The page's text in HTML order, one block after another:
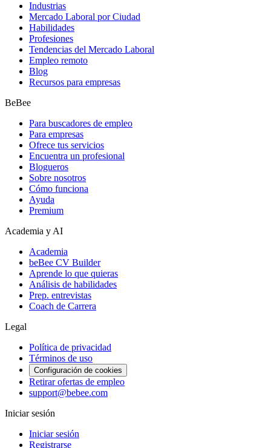
Industrias
Mercado Laboral por Ciudad
Habilidades
Profesiones
Tendencias del Mercado Laboral
Empleo remoto
Blog
Recursos para empresas
BeBee
Para buscadores de empleo
Para empresas
Ofrece tus servicios
Encuentra un profesional
Blogueros
Sobre nosotros
Cómo funciona
Ayuda
Premium
Academia y AI
Academia
beBee CV Builder
Aprende lo que quieras
Análisis de habilidades
Prep. entrevistas
Coach de Carrera
Legal
Política de privacidad
Términos de uso
Configuración de cookies
Retirar ofertas de empleo
support@bebee.com
Iniciar sesión
Iniciar sesión
Registrarse